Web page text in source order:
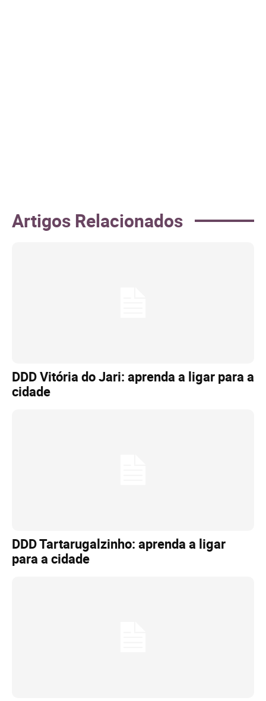
Artigos Relacionados
DDD Vitória do Jari: aprenda a ligar para a
cidade
DDD Tartarugalzinho: aprenda a ligar
para a cidade